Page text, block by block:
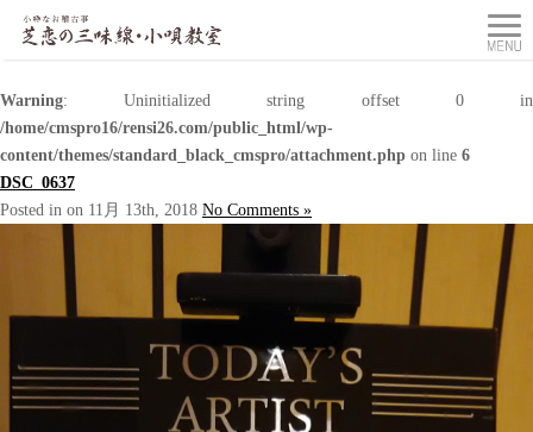
Warning: Uninitialized string offset 0 in
/home/cmspro16/rensi26.com/public_html/wp-
content/themes/standard_black_cmspro/attachment.php on line 6
DSC_0637
Posted in on 11月 13th, 2018 No Comments »